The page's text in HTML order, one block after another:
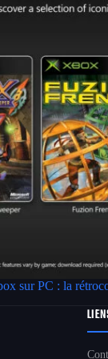
sur PC : la